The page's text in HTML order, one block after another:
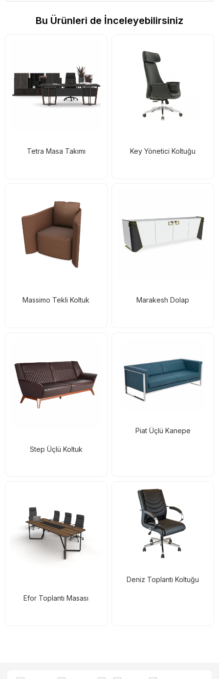
Bu Ürünleri de İnceleyebilirsiniz
Tetra Masa Takımı Key Yönetici Koltuğu
Massimo Tekli Koltuk Marakesh Dolap
Step Üçlü Koltuk
Piat Üçlü Kanepe
Efor Toplantı Masası
Deniz Toplantı Koltuğu